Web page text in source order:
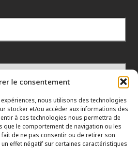
le consentement
nous utilisons des technologies
stocker et/ou accéder aux informations des
à ces technologies nous permettra de
que le comportement de navigation ou les
fait de ne pas consentir ou de retirer son
effet négatif sur certaines caractéristiques